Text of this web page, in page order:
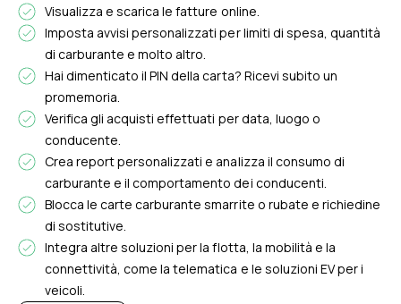
Visualizza e scarica le fatture online.
Imposta avvisi personalizzati per limiti di spesa, quantità
di carburante e molto altro.
Hai dimenticato il PIN della carta? Ricevi subito un
promemoria.
Verifica gli acquisti effettuati per data, luogo o
conducente.
Crea report personalizzati e analizza il consumo di
carburante e il comportamento dei conducenti.
Blocca le carte carburante smarrite o rubate e richiedine
di sostitutive.
Integra altre soluzioni per la flotta, la mobilità e la
connettività, come la telematica e le soluzioni EV per i
veicoli.